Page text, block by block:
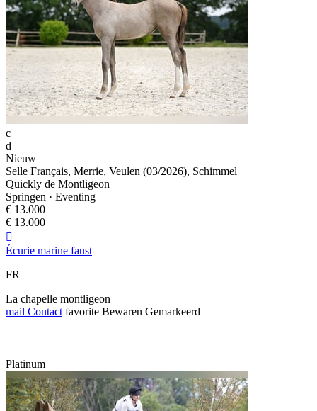
c
d
Nieuw
Selle Français, Merrie, Veulen (03/2026), Schimmel
Quickly de Montligeon
Springen · Eventing
€ 13.000
€ 13.000

Écurie marine faust
FR
La chapelle montligeon
mail Contact favorite Bewaren Gemarkeerd
Platinum